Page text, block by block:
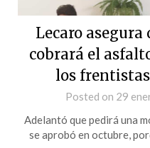
Lecaro
cobrará el
los
Posted on 29
Adelantó que pedirá una
se aprobó en octubre,